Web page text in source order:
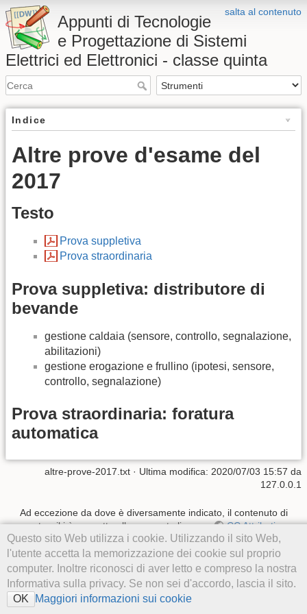
salta al contenuto
Appunti di Tecnologie
e Progettazione di Sistemi
Elettrici ed Elettronici - classe quinta
Indice
Altre prove d'esame del
2017
Testo
Prova suppletiva
Prova straordinaria
Prova suppletiva: distributore di
bevande
gestione caldaia (sensore, controllo, segnalazione,
abilitazioni)
gestione erogazione e frullino (ipotesi, sensore,
controllo, segnalazione)
Prova straordinaria: foratura
automatica
Questo sito Web utilizza i cookie. Utilizzando il sito Web,
l'utente accetta la memorizzazione dei cookie sul proprio
computer. Inoltre riconosci di aver letto e compreso la nostra
Informativa sulla privacy. Se non sei d'accordo, lascia il sito.
OK
Maggiori informazioni sui cookie
altre-prove-2017.txt · Ultima modifica: 2020/07/03 15:57 da
127.0.0.1
Ad eccezione da dove è diversamente indicato, il contenuto di
questo wiki è soggetto alla seguente licenza:
CC Attribution-
Noncommercial-Share Alike 4.0 International